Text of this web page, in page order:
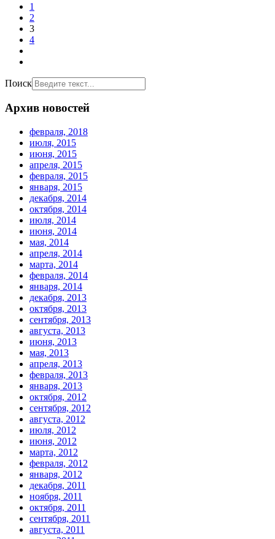
1
2
3
4
Поиск
Архив новостей
февраля, 2018
июля, 2015
июня, 2015
апреля, 2015
февраля, 2015
января, 2015
декабря, 2014
октября, 2014
июля, 2014
июня, 2014
мая, 2014
апреля, 2014
марта, 2014
февраля, 2014
января, 2014
декабря, 2013
октября, 2013
сентября, 2013
августа, 2013
июня, 2013
мая, 2013
апреля, 2013
февраля, 2013
января, 2013
октября, 2012
сентября, 2012
августа, 2012
июля, 2012
июня, 2012
марта, 2012
февраля, 2012
января, 2012
декабря, 2011
ноября, 2011
октября, 2011
сентября, 2011
августа, 2011